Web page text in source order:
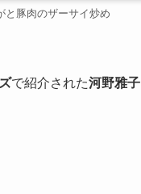
と豚肉のザーサイ炒め
で紹介された河野雅子